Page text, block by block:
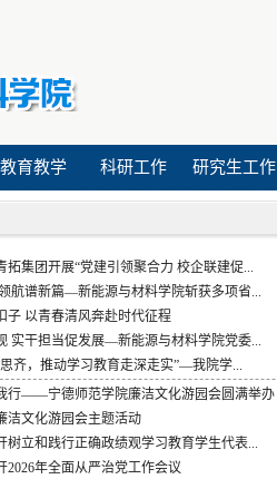
教育教学 科研工作 研究生工作
拓集团开展“党建引领聚合力 校企联建促...
航谱新篇—新能源与材料学院斩获多项省...
子 以青春清风奔赴时代征程
实干担当促发展—新能源与材料学院党委...
齐，推动学习教育走深走实”—我院学...
行——宁德师范学院廉洁文化游园会圆满举办
洁文化游园会主题活动
树立和践行正确政绩观学习教育学生代表...
2026年全面从严治党工作会议